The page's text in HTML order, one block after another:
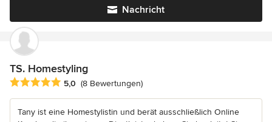
Nachricht
TS. Homestyling
Durchschnittliche Bewertung: 5 von 5 Sternen
5,0 (8 Bewertungen)
Tany ist eine Homestylistin und berät ausschließlich Online